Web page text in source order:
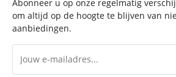
Abonneer u op onze regelmatig
om altijd op de hoogte te blijven van
aanbiedingen.